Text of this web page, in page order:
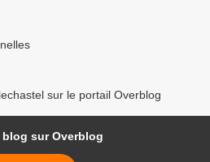
sur le portail Overblog
blog sur Overblog